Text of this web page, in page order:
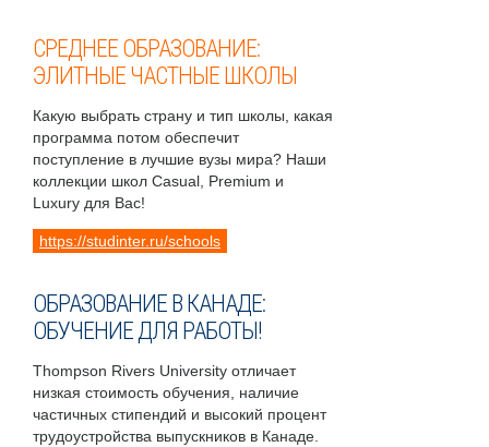
СРЕДНЕЕ ОБРАЗОВАНИЕ:
ЭЛИТНЫЕ ЧАСТНЫЕ ШКОЛЫ
Какую выбрать страну и тип школы, какая
программа потом обеспечит
поступление в лучшие вузы мира? Наши
коллекции школ Casual, Premium и
Luxury для Вас!
https://studinter.ru/schools
ОБРАЗОВАНИЕ В КАНАДЕ:
ОБУЧЕНИЕ ДЛЯ РАБОТЫ!
Thompson Rivers University отличает
низкая стоимость обучения, наличие
частичных стипендий и высокий процент
трудоустройства выпускников в Канаде.